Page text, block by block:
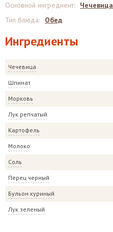
Ингредиенты
Чечевица
Шпинат
Морковь
Лук репчатый
Картофель
Молоко
Соль
Перец черный
Бульон куриный
Лук зеленый
Основной ингредиент:
Чечевица
Тип блюда: Обед